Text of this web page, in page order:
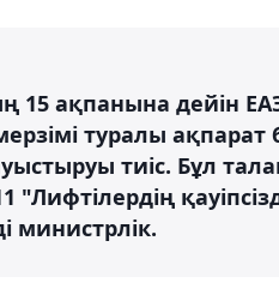
15 ақпанына дейін
туралы
тиіс. Бұл
"Лифтілердің
министрлік.